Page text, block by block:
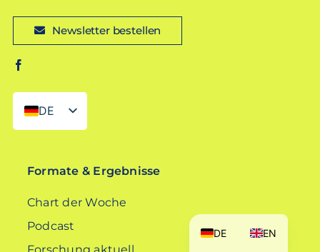
Newsletter bestellen
DE
EN
Formate & Ergebnisse
Chart der Woche
Podcast
DE EN